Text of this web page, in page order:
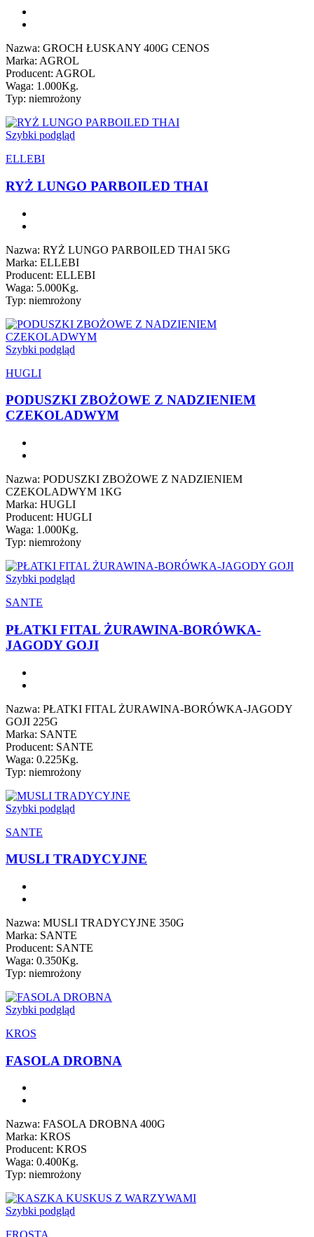
Nazwa: GROCH ŁUSKANY 400G CENOS
Marka: AGROL
Producent: AGROL
Waga: 1.000Kg.
Typ: niemrożony
Szybki podgląd
ELLEBI
RYŻ LUNGO PARBOILED THAI
Nazwa: RYŻ LUNGO PARBOILED THAI 5KG
Marka: ELLEBI
Producent: ELLEBI
Waga: 5.000Kg.
Typ: niemrożony
Szybki podgląd
HUGLI
PODUSZKI ZBOŻOWE Z NADZIENIEM
CZEKOLADWYM
Nazwa: PODUSZKI ZBOŻOWE Z NADZIENIEM
CZEKOLADWYM 1KG
Marka: HUGLI
Producent: HUGLI
Waga: 1.000Kg.
Typ: niemrożony
Szybki podgląd
SANTE
PŁATKI FITAL ŻURAWINA-BORÓWKA-
JAGODY GOJI
Nazwa: PŁATKI FITAL ŻURAWINA-BORÓWKA-JAGODY
GOJI 225G
Marka: SANTE
Producent: SANTE
Waga: 0.225Kg.
Typ: niemrożony
Szybki podgląd
SANTE
MUSLI TRADYCYJNE
Nazwa: MUSLI TRADYCYJNE 350G
Marka: SANTE
Producent: SANTE
Waga: 0.350Kg.
Typ: niemrożony
Szybki podgląd
KROS
FASOLA DROBNA
Nazwa: FASOLA DROBNA 400G
Marka: KROS
Producent: KROS
Waga: 0.400Kg.
Typ: niemrożony
Szybki podgląd